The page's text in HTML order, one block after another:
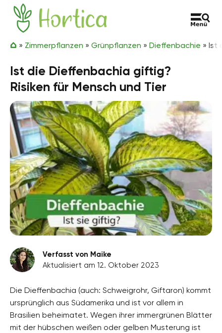
Zum Inhalt springen
Hortica
» Zimmerpflanzen » Grünpflanzen » Dieffenbachie » Ist
Ist die Dieffenbachia giftig?
Risiken für Mensch und Tier
Verfasst von Maike
Aktualisiert am 12. Oktober 2023
Die Dieffenbachia (auch: Schweigrohr, Giftaron) kommt
ursprünglich aus Südamerika und ist vor allem in
Brasilien beheimatet. Wegen ihrer immergrünen Blätter
mit der hübschen weißen oder gelben Musterung ist